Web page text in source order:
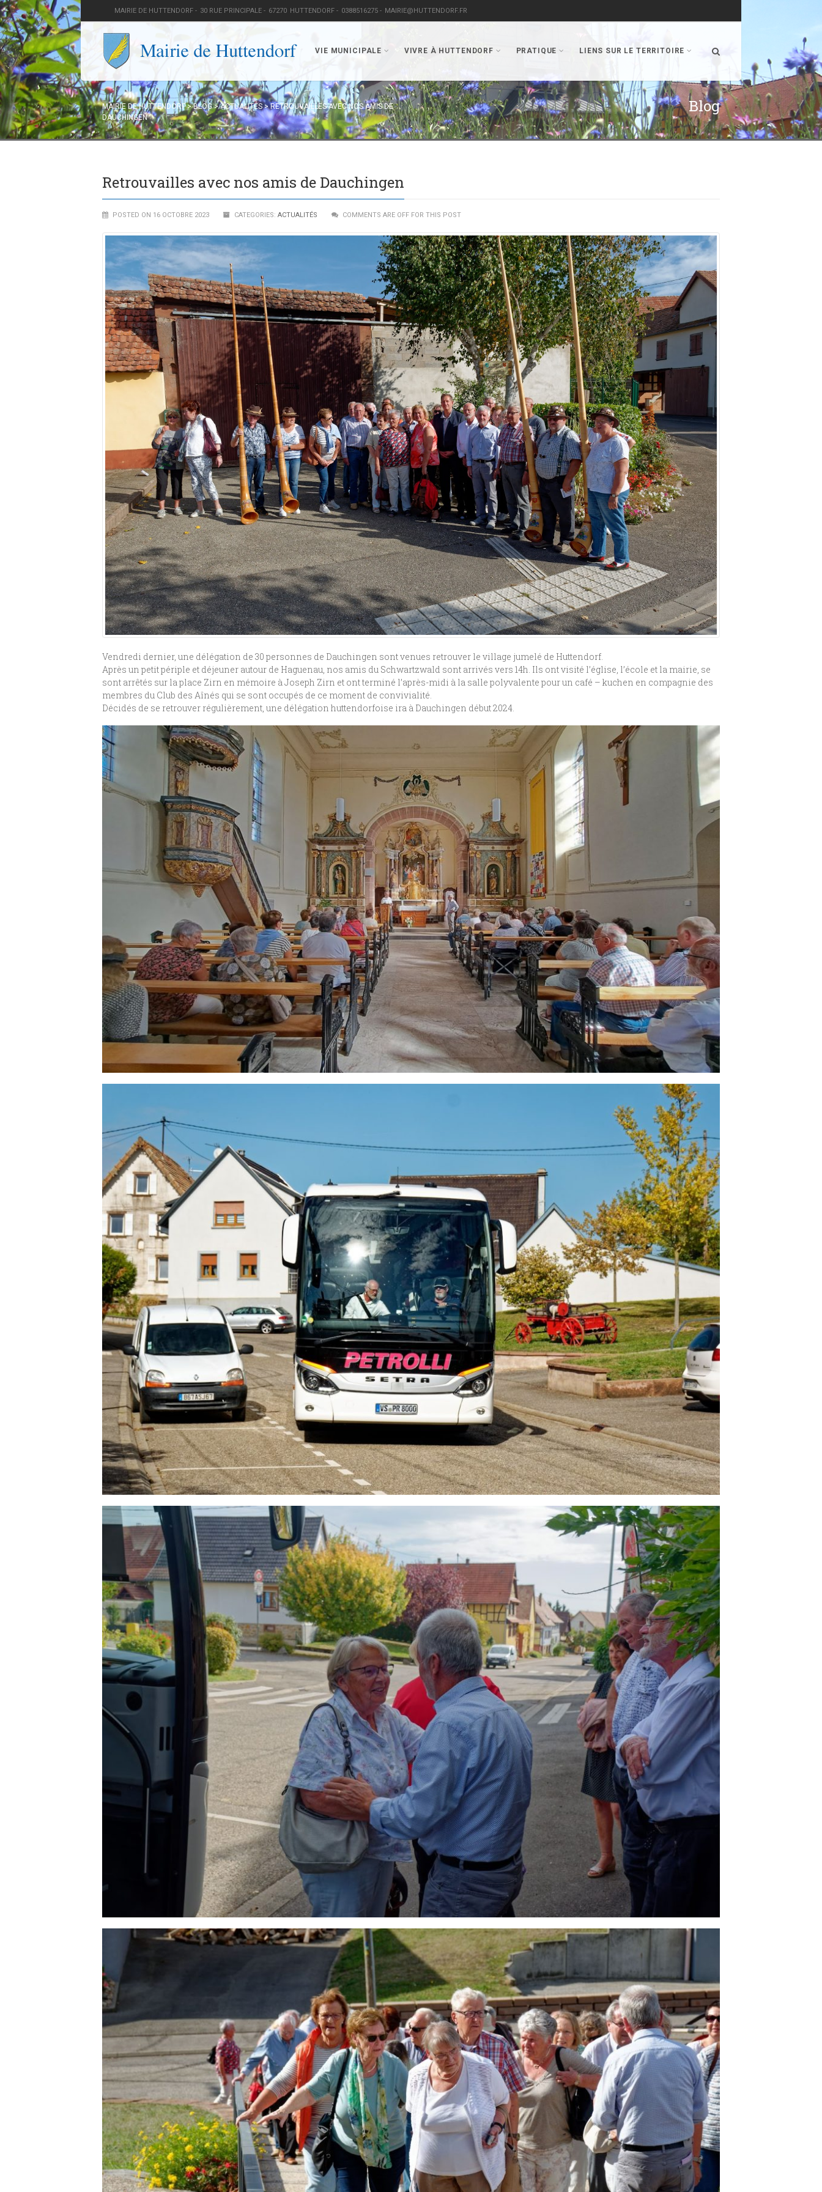
MAIRIE DE HUTTENDORF - 30 RUE PRINCIPALE - 67270 HUTTENDORF - 0388516275 - MAIRIE@HUTTENDORF.FR
VIE MUNICIPALE VIVRE À HUTTENDORF PRATIQUE LIENS SUR LE TERRITOIRE
MAIRIE DE HUTTENDORF>BLOG>ACTUALITÉS>RETROUVAILLES AVEC NOS AMIS DE
DAUCHINGEN
Blog
Retrouvailles avec nos amis de Dauchingen
POSTED ON 16 OCTOBRE 2023 CATEGORIES: ACTUALITÉS COMMENTS ARE OFF FOR THIS POST
Vendredi dernier, une délégation de 30 personnes de Dauchingen sont venues retrouver le village jumelé de Huttendorf.
Après un petit périple et déjeuner autour de Haguenau, nos amis du Schwartzwald sont arrivés vers 14h. Ils ont visité l’église, l’école et la mairie, se
sont arrêtés sur la place Zirn en mémoire à Joseph Zirn et ont terminé l’après-midi à la salle polyvalente pour un café – kuchen en compagnie des
membres du Club des Aînés qui se sont occupés de ce moment de convivialité.
Décidés de se retrouver régulièrement, une délégation huttendorfoise ira à Dauchingen début 2024.